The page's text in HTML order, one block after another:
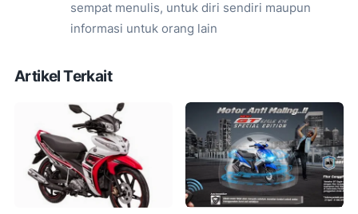
sempat menulis, untuk diri sendiri maupun
informasi untuk orang lain
Artikel Terkait